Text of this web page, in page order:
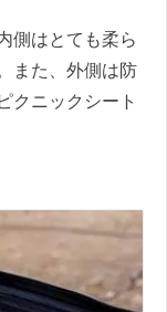
側はとても柔ら
また、外側は防
クニックシート